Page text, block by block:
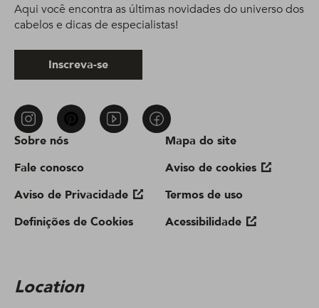
Sobre nós
Fale conosco
Aviso de Privacidade
Definições de Cookies
Mapa do site
Aviso de cookies
Termos de uso
Acessibilidade
Location
Aqui você encontra as últimas novidades do universo dos
cabelos e dicas de especialistas!
Inscreva-se